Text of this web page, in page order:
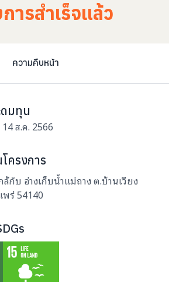
ารสำเร็จแล้ว
ความคืบหน้า
ดมทุน
ส.ค. 2566
ครงการ
กับ อ่างเก็บน้ำแม่ถาง ต.บ้านเวียง
พร่ 54140